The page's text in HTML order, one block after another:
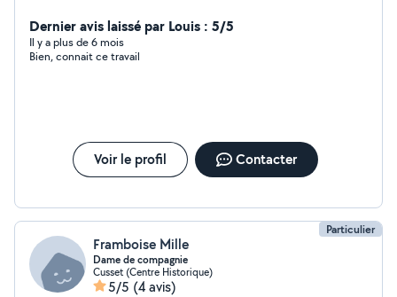
Dernier avis laissé par Louis : 5/5
Il y a plus de 6 mois
Bien, connait ce travail
Voir le profil Contacter
Particulier
Framboise Mille
Dame de compagnie
Cusset (Centre Historique)
5/5 (4 avis)